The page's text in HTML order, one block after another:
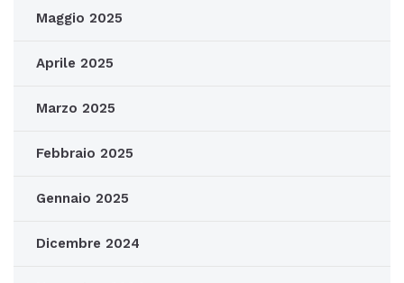
Maggio 2025
Aprile 2025
Marzo 2025
Febbraio 2025
Gennaio 2025
Dicembre 2024